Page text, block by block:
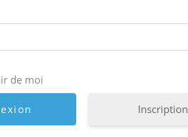
de moi
Inscription